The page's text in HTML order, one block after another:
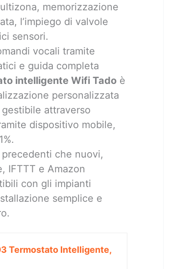
memorizzazione
l’impiego di valvole
sensori.
vocali tramite
e guida completa
intelligente Wifi Tado è
personalizzata
attraverso
dispositivo mobile,
che nuovi,
IFTTT e Amazon
con gli impianti
semplice e
Termostato Intelligente,